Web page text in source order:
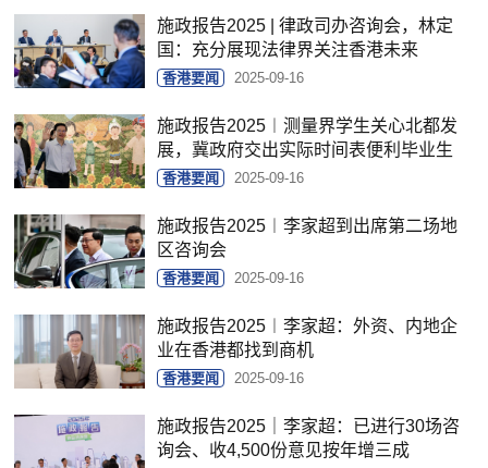
施政报告2025 | 律政司办咨询会，林定
国：充分展现法律界关注香港未来
香港要闻 2025-09-16
施政报告2025︱测量界学生关心北都发
展，冀政府交出实际时间表便利毕业生
香港要闻 2025-09-16
施政报告2025︱李家超到出席第二场地
区咨询会
香港要闻 2025-09-16
施政报告2025︱李家超：外资、内地企
业在香港都找到商机
香港要闻 2025-09-16
施政报告2025｜李家超：已进行30场咨
询会、收4,500份意见按年增三成